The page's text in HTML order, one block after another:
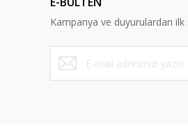
Ürün bilgilerinde hatalar
Ürün fiyatı diğer
Bu ürüne benzer farklı
Kampanya ve duyurulardan